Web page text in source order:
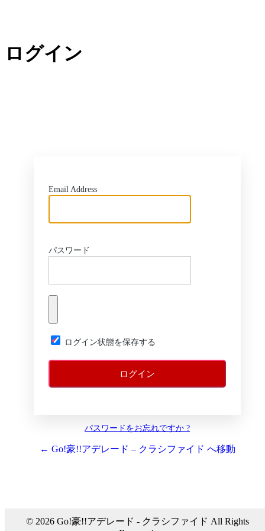
ログイン
Email Address
パスワード
ログイン状態を保存する
パスワードをお忘れですか ?
← Go!豪!!アデレード – クラシファイド へ移動
© 2026 Go!豪!!アデレード - クラシファイド All Rights